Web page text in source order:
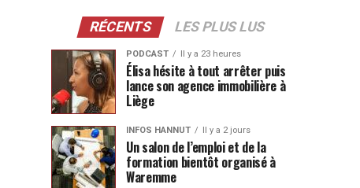
RÉCENTS LES PLUS LUS
PODCAST Il y a 23 heures
Élisa hésite à tout arrêter puis
lance son agence immobilière à
Liège
INFOS HANNUT Il y a 2 jours
Un salon de l’emploi et de la
formation bientôt organisé à
Waremme